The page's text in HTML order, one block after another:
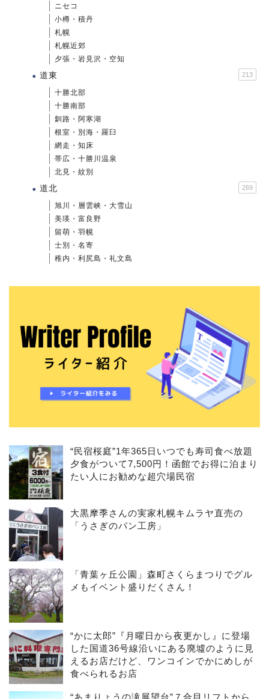
ニセコ
小樽・積丹
札幌
札幌近郊
夕張・岩見沢・空知
道東 213
十勝北部
十勝南部
釧路・阿寒湖
根室・別海・羅臼
網走・知床
帯広・十勝川温泉
北見・紋別
道北 269
旭川・層雲峡・大雪山
美瑛・富良野
留萌・羽幌
士別・名寄
稚内・利尻島・礼文島
“民宿桜庭”1年365日いつでも寿司食べ放題
夕食がついて7,500円！函館でお得に泊まり
たい人にお勧めな超穴場民宿
大黒摩季さんの実家札幌キムラヤ直売の
「うさぎのパン工房」
「青葉ヶ丘公園」森町さくらまつりでグル
メもイベント盛りだくさん！
“かに太郎”『月曜日から夜更かし』に登場
した国道36号線沿いにある廃墟のように見
えるお店だけど、ワンコインでかにめしが
食べられるお店
“あまりょうの滝展望台”７合目リフトから